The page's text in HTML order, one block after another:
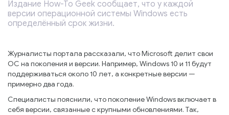
Издание How-To Geek сообщает, что у каждой
версии операционной системы Windows есть
определённый срок жизни.
Журналисты портала рассказали, что Microsoft делит свои
ОС на поколения и версии. Например, Windows 10 и 11 будут
поддерживаться около 10 лет, а конкретные версии —
примерно два года.
Специалисты пояснили, что поколение Windows включает в
себя версии, связанные с крупными обновлениями. Так,